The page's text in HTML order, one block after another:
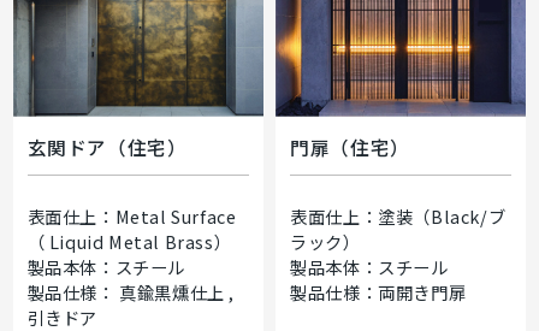
玄関ドア（住宅）
表面仕上：Metal Surface
（ Liquid Metal Brass）
製品本体：スチール
製品仕様： 真鍮黒燻仕上 ,
引きドア
門扉（住宅）
表面仕上：塗装（Black/ブ
ラック）
製品本体：スチール
製品仕様：両開き門扉